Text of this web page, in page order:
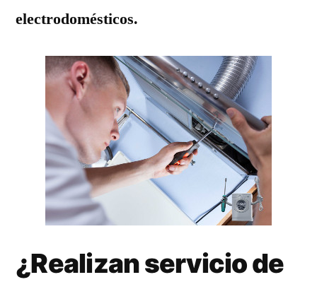
electrodomésticos.
¿Realizan servicio de